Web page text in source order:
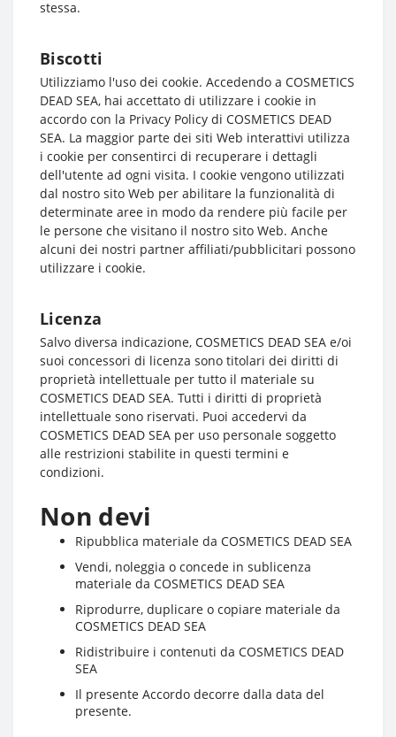
stessa.
Biscotti
Utilizziamo l'uso dei cookie. Accedendo a COSMETICS
DEAD SEA, hai accettato di utilizzare i cookie in
accordo con la Privacy Policy di COSMETICS DEAD
SEA. La maggior parte dei siti Web interattivi utilizza
i cookie per consentirci di recuperare i dettagli
dell'utente ad ogni visita. I cookie vengono utilizzati
dal nostro sito Web per abilitare la funzionalità di
determinate aree in modo da rendere più facile per
le persone che visitano il nostro sito Web. Anche
alcuni dei nostri partner affiliati/pubblicitari possono
utilizzare i cookie.
Licenza
Salvo diversa indicazione, COSMETICS DEAD SEA e/oi
suoi concessori di licenza sono titolari dei diritti di
proprietà intellettuale per tutto il materiale su
COSMETICS DEAD SEA. Tutti i diritti di proprietà
intellettuale sono riservati. Puoi accedervi da
COSMETICS DEAD SEA per uso personale soggetto
alle restrizioni stabilite in questi termini e
condizioni.
Non devi
Ripubblica materiale da COSMETICS DEAD SEA
Vendi, noleggia o concede in sublicenza
materiale da COSMETICS DEAD SEA
Riprodurre, duplicare o copiare materiale da
COSMETICS DEAD SEA
Ridistribuire i contenuti da COSMETICS DEAD
SEA
Il presente Accordo decorre dalla data del
presente.